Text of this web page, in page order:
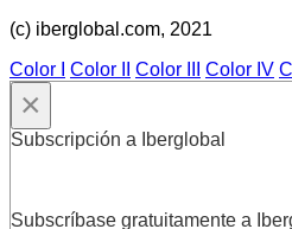
(c) iberglobal.com, 2021
Color I
Color II Color III Color IV
×
Subscripción a Iberglobal
Subscríbase gratuitamente a